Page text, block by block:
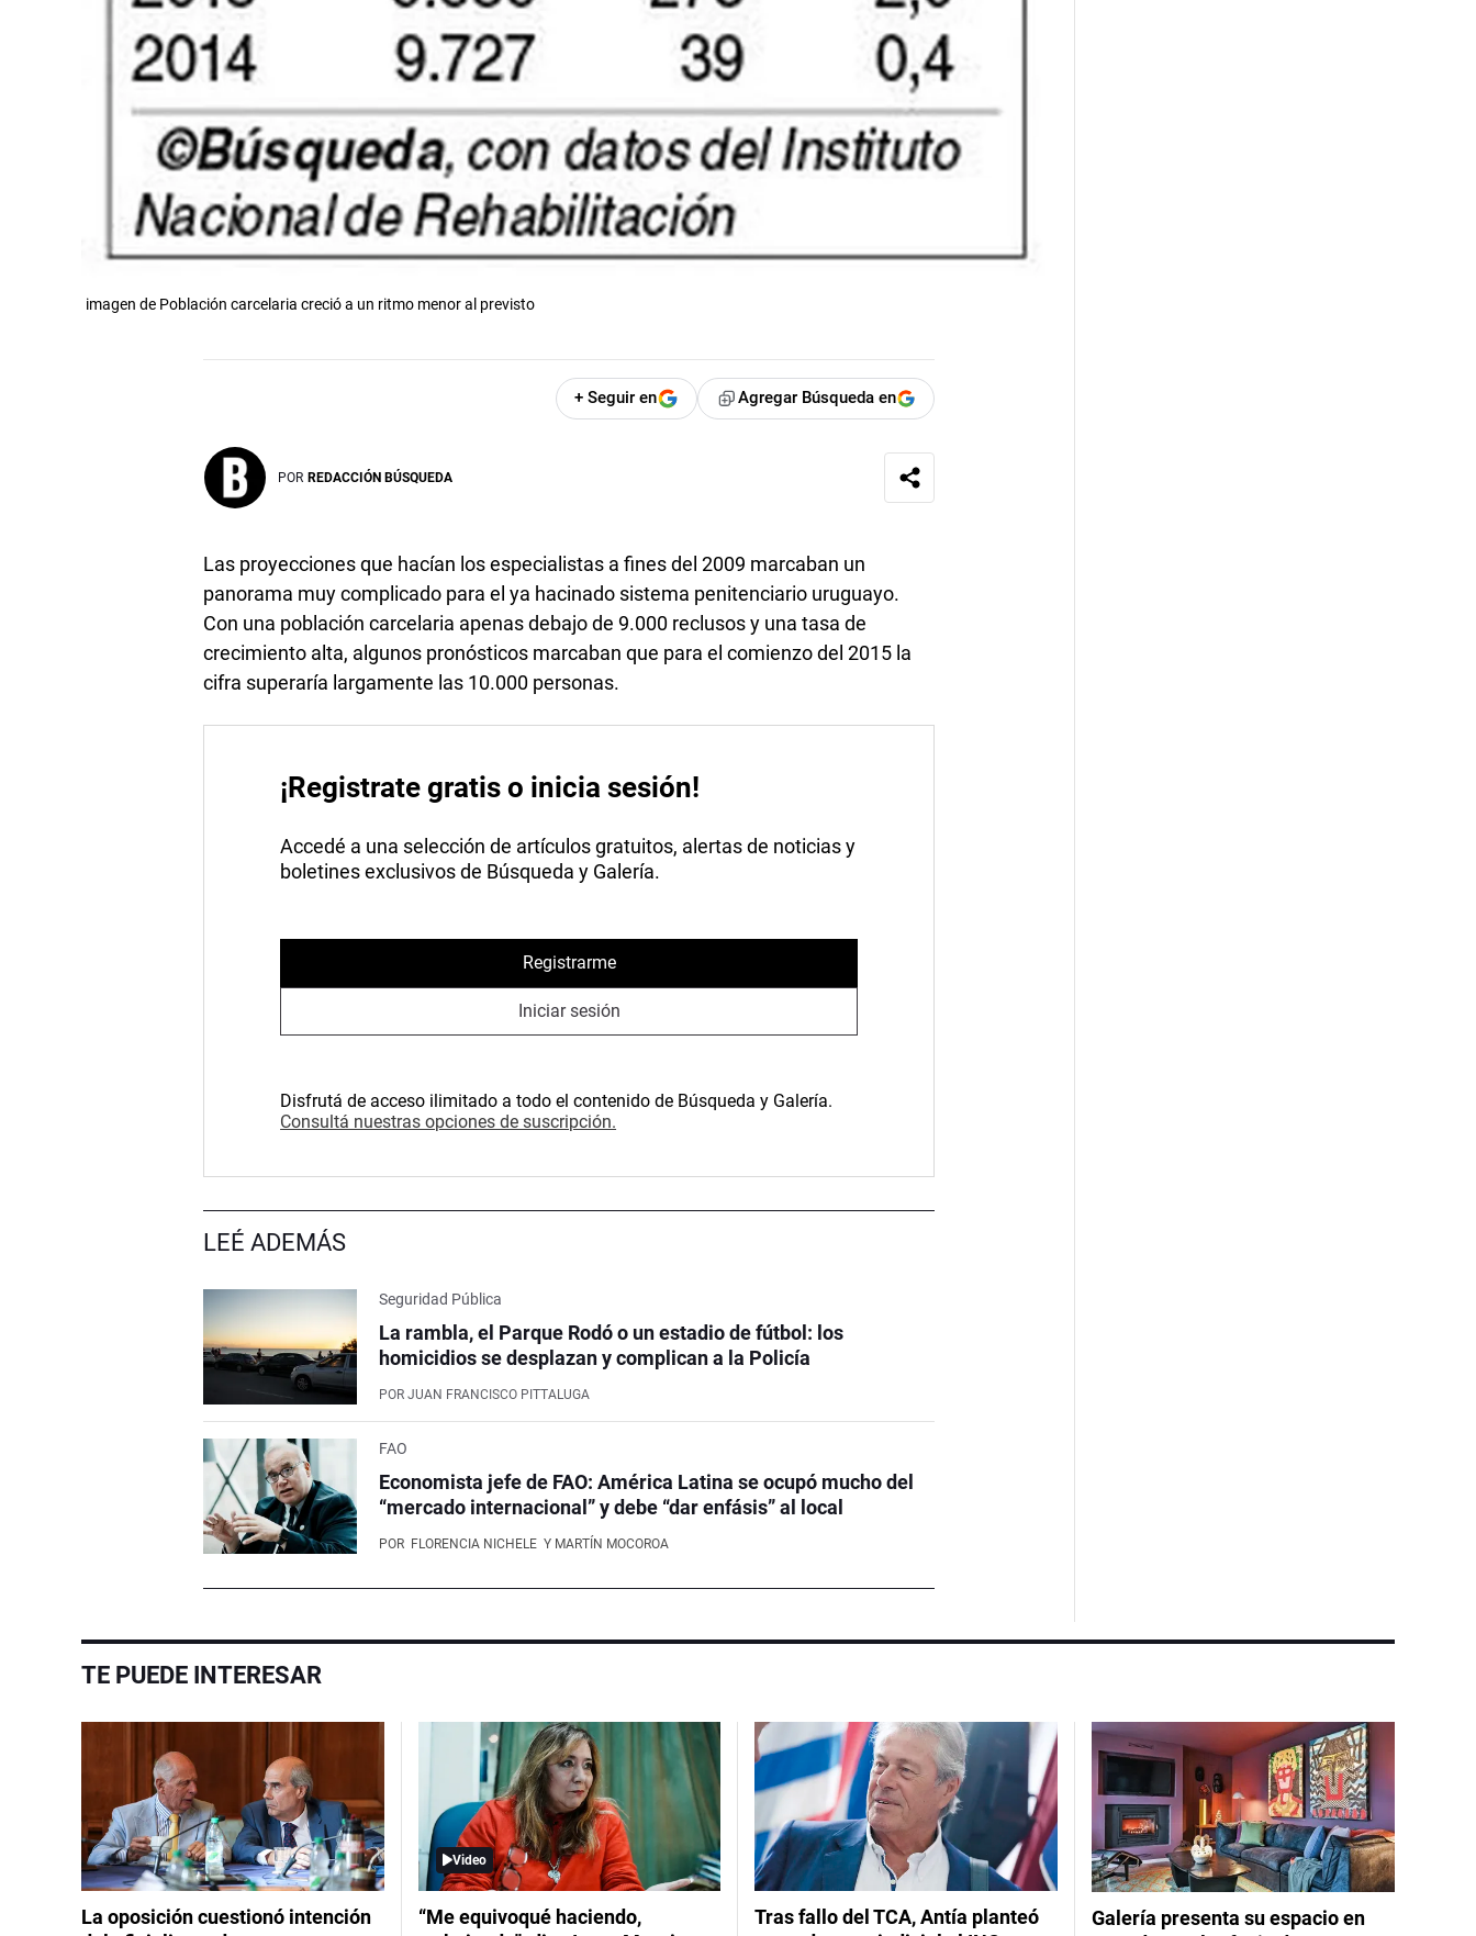
imagen de Población carcelaria creció a un ritmo menor al previsto
+ Seguir en Agregar Búsqueda en
POR REDACCIÓN BÚSQUEDA
Las proyecciones que hacían los especialistas a fines del 2009 marcaban un
panorama muy complicado para el ya hacinado sistema penitenciario uruguayo.
Con una población carcelaria apenas debajo de 9.000 reclusos y una tasa de
crecimiento alta, algunos pronósticos marcaban que para el comienzo del 2015 la
cifra superaría largamente las 10.000 personas.
¡Registrate gratis o inicia sesión!
Accedé a una selección de artículos gratuitos, alertas de noticias y
boletines exclusivos de Búsqueda y Galería.
Registrarme
Iniciar sesión
Disfrutá de acceso ilimitado a todo el contenido de Búsqueda y Galería.
Consultá nuestras opciones de suscripción.
LEÉ ADEMÁS
Seguridad Pública
La rambla, el Parque Rodó o un estadio de fútbol: los
homicidios se desplazan y complican a la Policía
POR JUAN FRANCISCO PITTALUGA
FAO
Economista jefe de FAO: América Latina se ocupó mucho del
“mercado internacional” y debe “dar enfásis” al local
POR FLORENCIA NICHELE Y MARTÍN MOCOROA
TE PUEDE INTERESAR
La oposición cuestionó intención
Video
“Me equivoqué haciendo,
Tras fallo del TCA, Antía planteó
Galería presenta su espacio en